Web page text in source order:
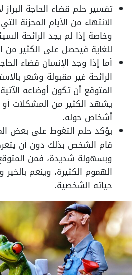
تفسير حلم قضاء الحاجة
الانتهاء من الأيام المحزنة
وخاصة إذا لم يجد الرائحة
للغاية فيحصل على الكثير من
أما إذا وجد الإنسان قضاء
الرائحة غير مقبولة وشعر
المتوقع أن تكون أوضاعه
يشهد الكثير من المشكلات أو
أشخاص حوله.
يؤكد حلم التغوط على بعض
قام الشخص بذلك دون أن
وبسهولة شديدة، فمن
الهموم الكثيرة، وينعم بالخير
حياته الشخصية.